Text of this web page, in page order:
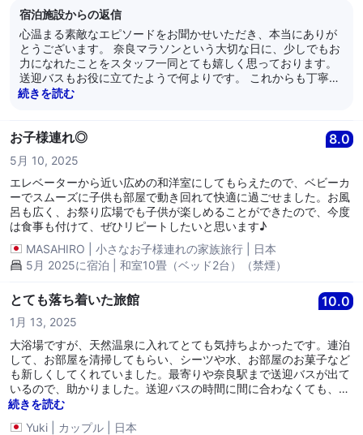
宿泊施設からの返信
心温まる素敵なエピソードをお聞かせいただき、本当にありが
とうございます。 奈良マラソンという大切な日に、少しでもお
力になれたことをスタッフ一同とても嬉しく思っております。
送迎バスもお役に立てたようで何よりです。 これからも丁寧で
気持ちの良いサービスをお届けできるよう努めてまいります。
続きを読む
お子様連れ◎ 8.0
5月 10, 2025
エレベーターから近い広めの和洋室にしてもらえたので、ベビーカ
ーでスムーズに子供も部屋で動き回れて快適に過ごせました。お風
呂も広く、お祭り広場でも子供が楽しめることができたので、今度
は食事も付けて、ぜひリピートしたいと思います♪
MASAHIRO
小さなお子様連れの家族旅行
日本
5月 2025に宿泊 | 和室10畳（ベッド2台）（禁煙）
とても落ち着いた旅館 10.0
1月 13, 2025
大浴場ですが、天然温泉に入れてとても気持ちよかったです。連泊
して、お部屋を清掃してもらい、シーツや水、お部屋のお菓子など
も新しくしてくれていました。最寄りや奈良駅まで送迎バスが出て
いるので、助かりました。送迎バスの時間に間に合わなくても、最
寄りの駅からタクシーで1000円くらいで到着するので、夜遅くな
っても大丈夫でした。 とっても心地よく泊まることが出来ました！
続きを読む
Yuki
カップル
日本